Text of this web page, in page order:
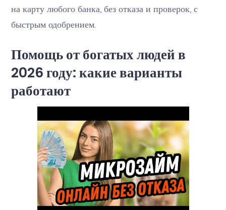
на карту любого банка, без отказа и проверок, с
быстрым одобрением.
Помощь от богатых людей в
2026 году: какие варианты
работают